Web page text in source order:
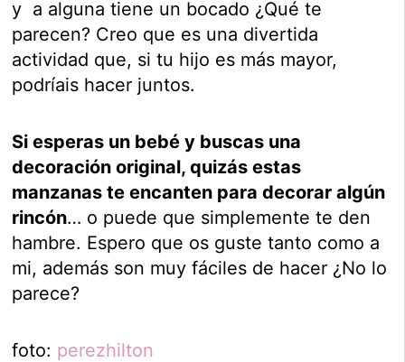
y a alguna tiene un bocado ¿Qué te
parecen? Creo que es una divertida
actividad que, si tu hijo es más mayor,
podríais hacer juntos.
Si esperas un bebé y buscas una
decoración original, quizás estas
manzanas te encanten para decorar algún
rincón… o puede que simplemente te den
hambre. Espero que os guste tanto como a
mi, además son muy fáciles de hacer ¿No lo
parece?
foto: perezhilton